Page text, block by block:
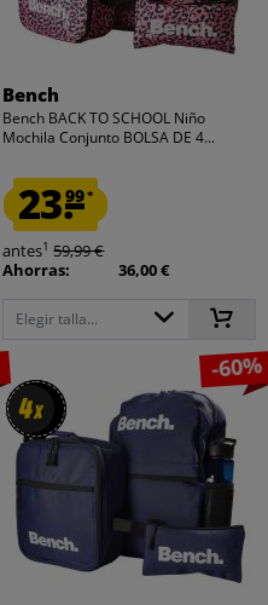
Bench
Bench BACK TO SCHOOL Niño
Mochila Conjunto BOLSA DE 4...
23.99*
antes1 59,99 €
Ahorras:
36,00 €
Elegir talla...
4x
4x
-60%